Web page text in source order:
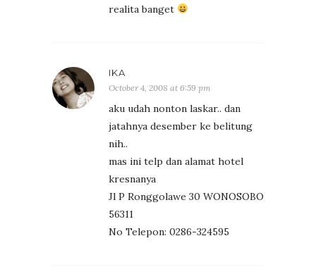
realita banget
IKA
October 4, 2008 at 6:59 pm
aku udah nonton laskar.. dan
jatahnya desember ke belitung
nih..
mas ini telp dan alamat hotel
kresnanya
Jl P Ronggolawe 30 WONOSOBO
56311
No Telepon: 0286-324595